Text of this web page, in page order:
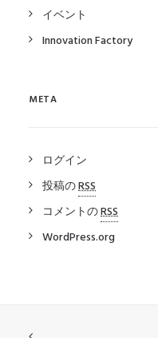
イベント
Innovation Factory
META
ログイン
投稿のRSS
コメントのRSS
WordPress.org